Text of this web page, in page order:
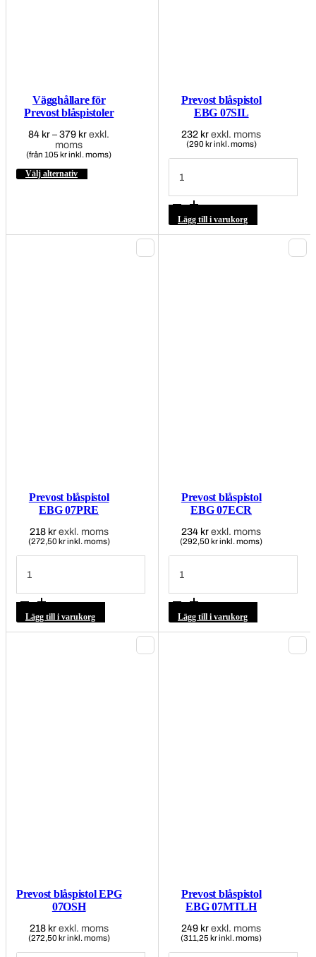
Vägghållare för
Prevost blåspistoler
84 kr – 379 kr Prisintervall:
till
exkl.
moms
(från 105 kr inkl. moms)
Välj alternativ
här
alternativen
Prevost blåspistol
EBG 07SIL
232 kr exkl. moms
(290 kr inkl. moms)
blåspistol
EBG
mängd
Lägg till i varukorg
Prevost blåspistol
EBG 07PRE
218 kr exkl. moms
(272,50 kr inkl. moms)
Prevost
blåspistol
EBG
mängd
Lägg till i varukorg
Prevost blåspistol
EBG 07ECR
234 kr exkl. moms
(292,50 kr inkl. moms)
Prevost
blåspistol
EBG
mängd
Lägg till i varukorg
Prevost blåspistol EPG
07OSH
218 kr exkl. moms
(272,50 kr inkl. moms)
Prevost blåspistol
EBG 07MTLH
249 kr exkl. moms
(311,25 kr inkl. moms)